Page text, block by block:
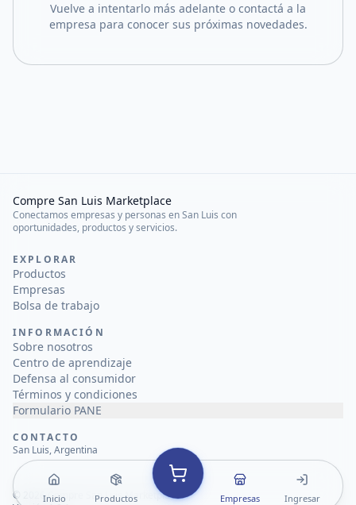
Vuelve a intentarlo más adelante o contactá a la
empresa para conocer sus próximas novedades.
Inicio Productos Empresas Ingresar
Compre San Luis Marketplace
Conectamos empresas y personas en San Luis con
oportunidades, productos y servicios.
EXPLORAR
Productos
Empresas
Bolsa de trabajo
INFORMACIÓN
Sobre nosotros
Centro de aprendizaje
Defensa al consumidor
Términos y condiciones
Formulario PANE
CONTACTO
San Luis, Argentina
© 2026Compre San Luis Marketplace